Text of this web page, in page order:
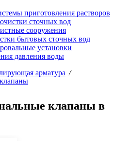
приготовления растворов
сточных вод
сооружения
бытовых сточных вод
установки
давления воды
арматура /
клапаны в